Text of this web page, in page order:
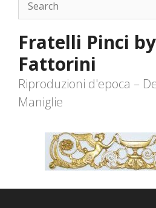
Fratelli Pinci
Fattorini
Riproduzioni d'epoca –
Maniglie